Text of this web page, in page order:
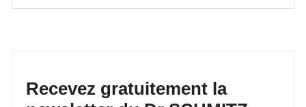
Recevez gratuitement la